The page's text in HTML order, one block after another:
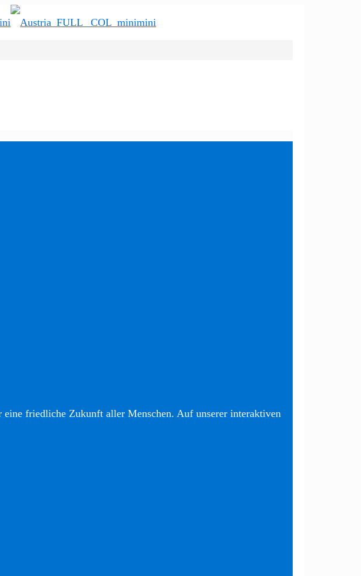
friedliche Zukunft aller Menschen. Auf unserer interaktiven